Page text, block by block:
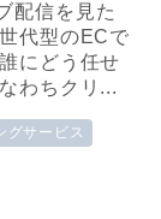
配信を見た
代型のECで
にどう任せ
わちクリ...
グサービス